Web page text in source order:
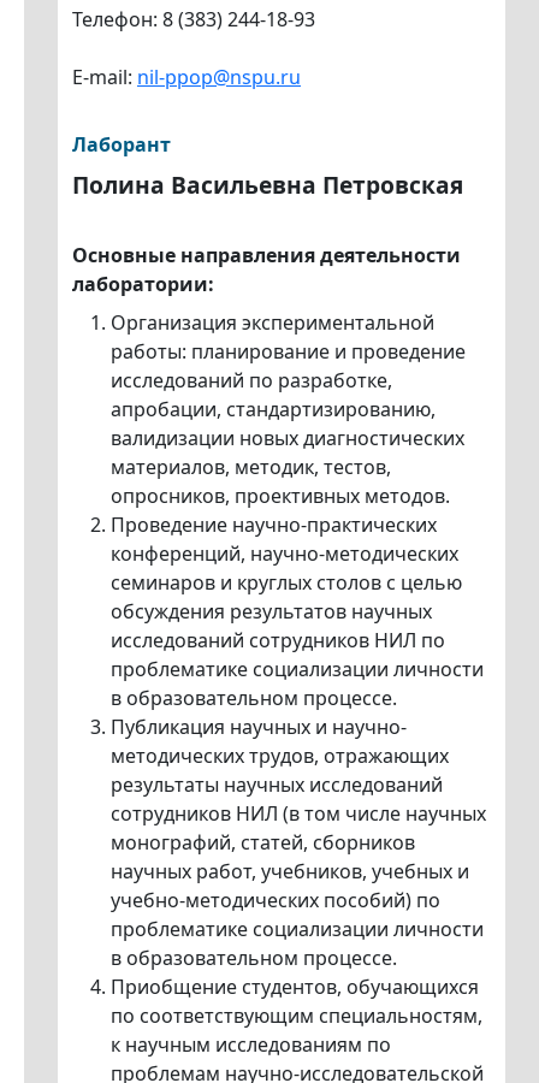
Телефон: 8 (383) 244-18-93
E-mail: nil-ppop@nspu.ru
Лаборант
Полина Васильевна Петровская
Основные направления деятельности
лаборатории:
Организация экспериментальной
работы: планирование и проведение
исследований по разработке,
апробации, стандартизированию,
валидизации новых диагностических
материалов, методик, тестов,
опросников, проективных методов.
Проведение научно-практических
конференций, научно-методических
семинаров и круглых столов с целью
обсуждения результатов научных
исследований сотрудников НИЛ по
проблематике социализации личности
в образовательном процессе.
Публикация научных и научно-
методических трудов, отражающих
результаты научных исследований
сотрудников НИЛ (в том числе научных
монографий, статей, сборников
научных работ, учебников, учебных и
учебно-методических пособий) по
проблематике социализации личности
в образовательном процессе.
Приобщение студентов, обучающихся
по соответствующим специальностям,
к научным исследованиям по
проблемам научно-исследовательской